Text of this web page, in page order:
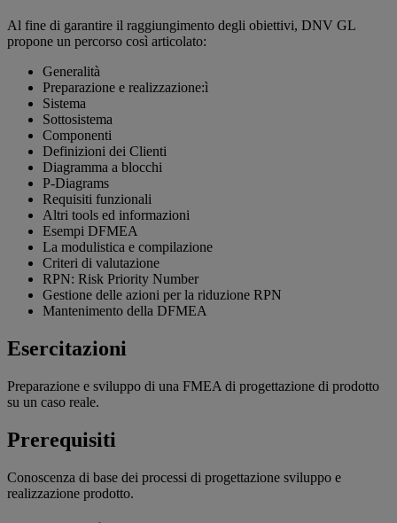
Al fine di garantire il raggiungimento degli obiettivi, DNV GL
propone un percorso così articolato:
Generalità
Preparazione e realizzazione:ì
Sistema
Sottosistema
Componenti
Definizioni dei Clienti
Diagramma a blocchi
P-Diagrams
Requisiti funzionali
Altri tools ed informazioni
Esempi DFMEA
La modulistica e compilazione
Criteri di valutazione
RPN: Risk Priority Number
Gestione delle azioni per la riduzione RPN
Mantenimento della DFMEA
Esercitazioni
Preparazione e sviluppo di una FMEA di progettazione di prodotto
su un caso reale.
Prerequisiti
Conoscenza di base dei processi di progettazione sviluppo e
realizzazione prodotto.